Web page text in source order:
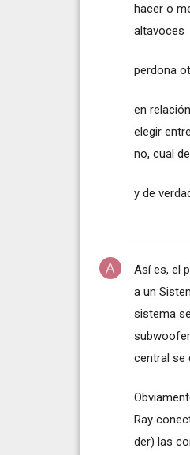
hacer o
altavoces
perdona
en
elegir
no, cual
y de
Así es, el
a un
sistema
central se
Ray
der) las